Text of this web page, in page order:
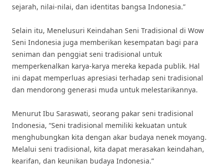
sejarah, nilai-nilai, dan identitas bangsa Indonesia.”
Selain itu, Menelusuri Keindahan Seni Tradisional di Wow
Seni Indonesia juga memberikan kesempatan bagi para
seniman dan penggiat seni tradisional untuk
memperkenalkan karya-karya mereka kepada publik. Hal
ini dapat memperluas apresiasi terhadap seni tradisional
dan mendorong generasi muda untuk melestarikannya.
Menurut Ibu Saraswati, seorang pakar seni tradisional
Indonesia, “Seni tradisional memiliki kekuatan untuk
menghubungkan kita dengan akar budaya nenek moyang.
Melalui seni tradisional, kita dapat merasakan keindahan,
kearifan, dan keunikan budaya Indonesia.”